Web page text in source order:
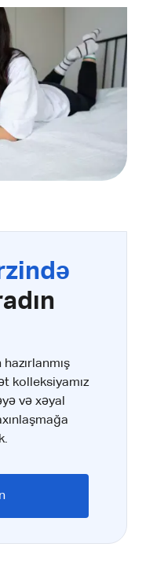
kolleksiyamız
və xəyal